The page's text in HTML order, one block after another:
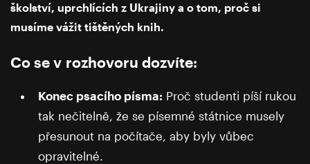
školství, uprchlících z Ukrajiny a o tom, proč si
musíme vážit tištěných knih.
Co se v rozhovoru dozvíte:
Konec psacího písma: Proč studenti píší rukou
tak nečitelně, že se písemné státnice musely
přesunout na počítače, aby byly vůbec
opravitelné.